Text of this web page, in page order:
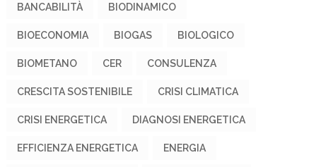
BANCABILITÀ BIODINAMICO
BIOECONOMIA BIOGAS BIOLOGICO
BIOMETANO CER CONSULENZA
CRESCITA SOSTENIBILE CRISI CLIMATICA
CRISI ENERGETICA DIAGNOSI ENERGETICA
EFFICIENZA ENERGETICA ENERGIA